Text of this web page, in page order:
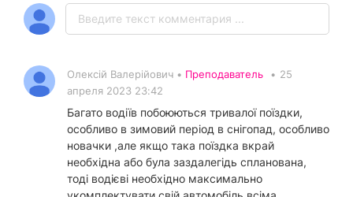
Олексій Валерійович • Преподаватель • 25
апреля 2023 23:42
Багато водіїв побоюються тривалої поїздки,
особливо в зимовий період в снігопад, особливо
новачки ,але якщо така поїздка вкрай
необхідна або була заздалегідь спланована,
тоді водієві необхідно максимально